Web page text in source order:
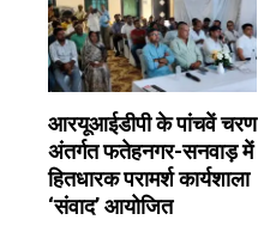
आरयूआईडीपी के पांचवें चरण
अंतर्गत फतेहनगर-सनवाड़ में
हितधारक परामर्श कार्यशाला
‘संवाद’ आयोजित